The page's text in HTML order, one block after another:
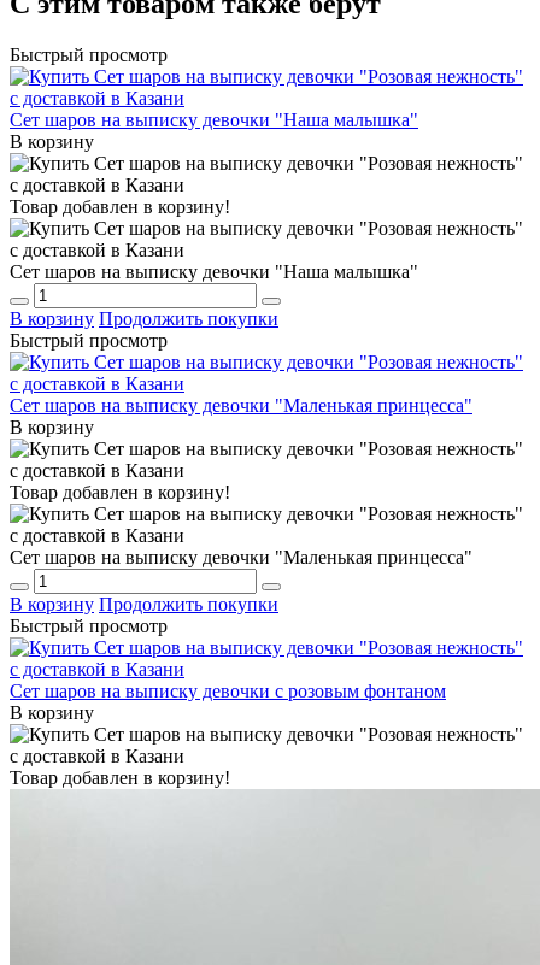
Быстрый просмотр
Сет шаров на выписку девочки "Наша малышка"
В корзину
Товар добавлен в корзину!
Сет шаров на выписку девочки "Наша малышка"
В корзину Продолжить покупки
Быстрый просмотр
Сет шаров на выписку девочки "Маленькая принцесса"
В корзину
Товар добавлен в корзину!
Сет шаров на выписку девочки "Маленькая принцесса"
В корзину Продолжить покупки
Быстрый просмотр
Сет шаров на выписку девочки с розовым фонтаном
В корзину
Товар добавлен в корзину!